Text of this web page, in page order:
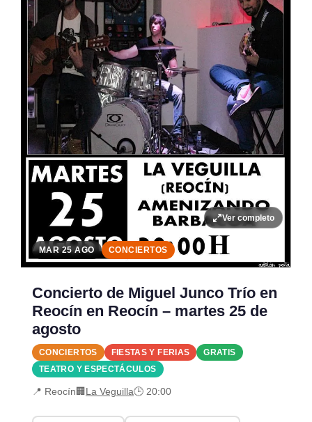
Ver completo
MAR 25 AGO CONCIERTOS
Concierto de Miguel Junco Trío en
Reocín en Reocín – martes 25 de
agosto
CONCIERTOS FIESTAS Y FERIAS
GRATIS
TEATRO Y ESPECTÁCULOS
📍 Reocín🏢 La Veguilla🕒 20:00